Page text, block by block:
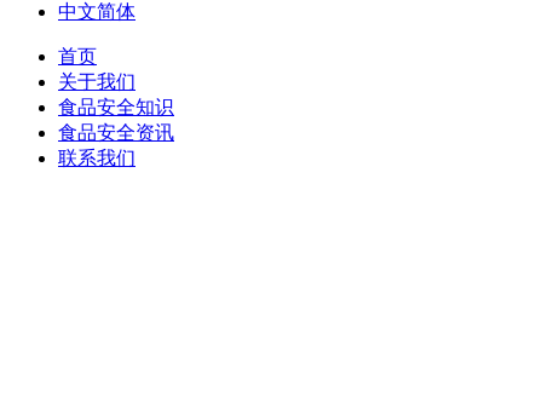
中文简体
首页
关于我们
食品安全知识
食品安全资讯
联系我们